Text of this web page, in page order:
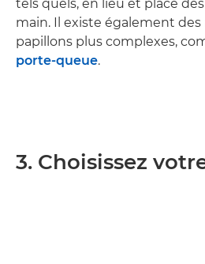
tels quels, en lieu et place
main. Il existe également des
papillons plus complexes,
porte-queue.
3. Choisissez